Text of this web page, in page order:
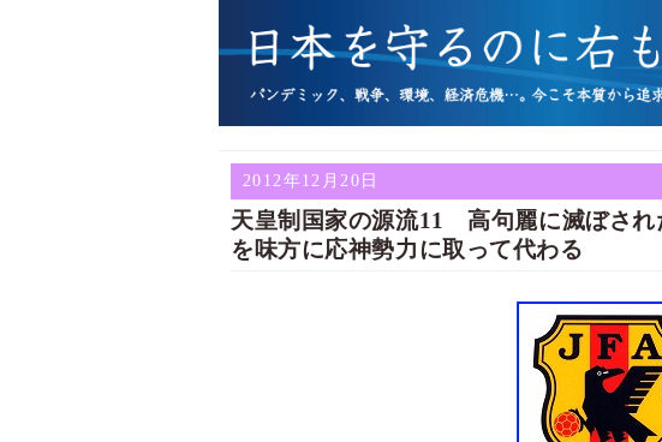
2012年12月20日
天皇制国家の源流11 高句麗に滅ぼされ
を味方に応神勢力に取って代わる